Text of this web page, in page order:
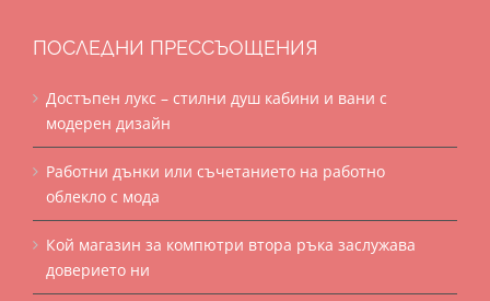
ПОСЛЕДНИ ПРЕССЪОЩЕНИЯ
Достъпен лукс – стилни душ кабини и вани с
модерен дизайн
Работни дънки или съчетанието на работно
облекло с мода
Кой магазин за компютри втора ръка заслужава
доверието ни